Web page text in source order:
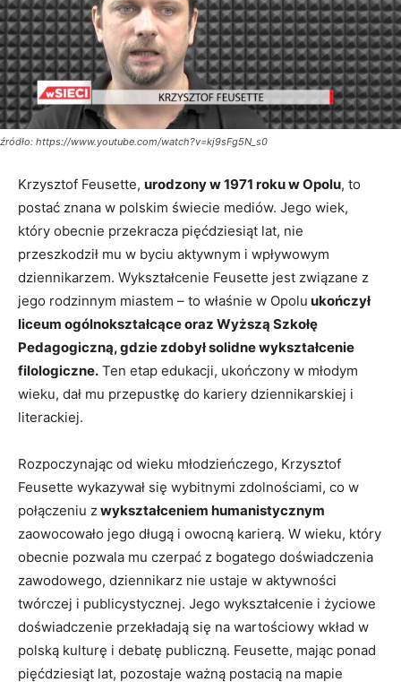
źródło: https://www.youtube.com/watch?v=kj9sFg5N_s0
Krzysztof Feusette, urodzony w 1971 roku w Opolu, to
postać znana w polskim świecie mediów. Jego wiek,
który obecnie przekracza pięćdziesiąt lat, nie
przeszkodził mu w byciu aktywnym i wpływowym
dziennikarzem. Wykształcenie Feusette jest związane z
jego rodzinnym miastem – to właśnie w Opolu ukończył
liceum ogólnokształcące oraz Wyższą Szkołę
Pedagogiczną, gdzie zdobył solidne wykształcenie
filologiczne. Ten etap edukacji, ukończony w młodym
wieku, dał mu przepustkę do kariery dziennikarskiej i
literackiej.
Rozpoczynając od wieku młodzieńczego, Krzysztof
Feusette wykazywał się wybitnymi zdolnościami, co w
połączeniu zwykształceniem humanistycznym
zaowocowało jego długą i owocną karierą. W wieku, który
obecnie pozwala mu czerpać z bogatego doświadczenia
zawodowego, dziennikarz nie ustaje w aktywności
twórczej i publicystycznej. Jego wykształcenie i życiowe
doświadczenie przekładają się na wartościowy wkład w
polską kulturę i debatę publiczną. Feusette, mając ponad
pięćdziesiąt lat, pozostaje ważną postacią na mapie